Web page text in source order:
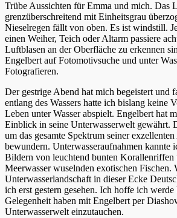
Trübe Aussichten für Emma und mich. Das
grenzüberschreitend mit Einheitsgrau
Nieselregen fällt von oben. Es ist windstill.
einen Weiher, Teich oder Altarm passiere
Luftblasen an der Oberfläche zu erkennen
Engelbert auf Fotomotivsuche und unter
Fotografieren.
Der gestrige Abend hat mich begeistert und
entlang des Wassers hatte ich bislang keine
Leben unter Wasser abspielt. Engelbert hat
Einblick in seine Unterwasserwelt gewährt.
um das gesamte Spektrum seiner
bewundern. Unterwasseraufnahmen kannte
Bildern von leuchtend bunten Korallenriffen
Meerwasser wuselnden exotischen Fischen.
Unterwasserlandschaft in dieser Ecke
ich erst gestern gesehen. Ich hoffe ich
Gelegenheit haben mit Engelbert per
Unterwasserwelt einzutauchen.